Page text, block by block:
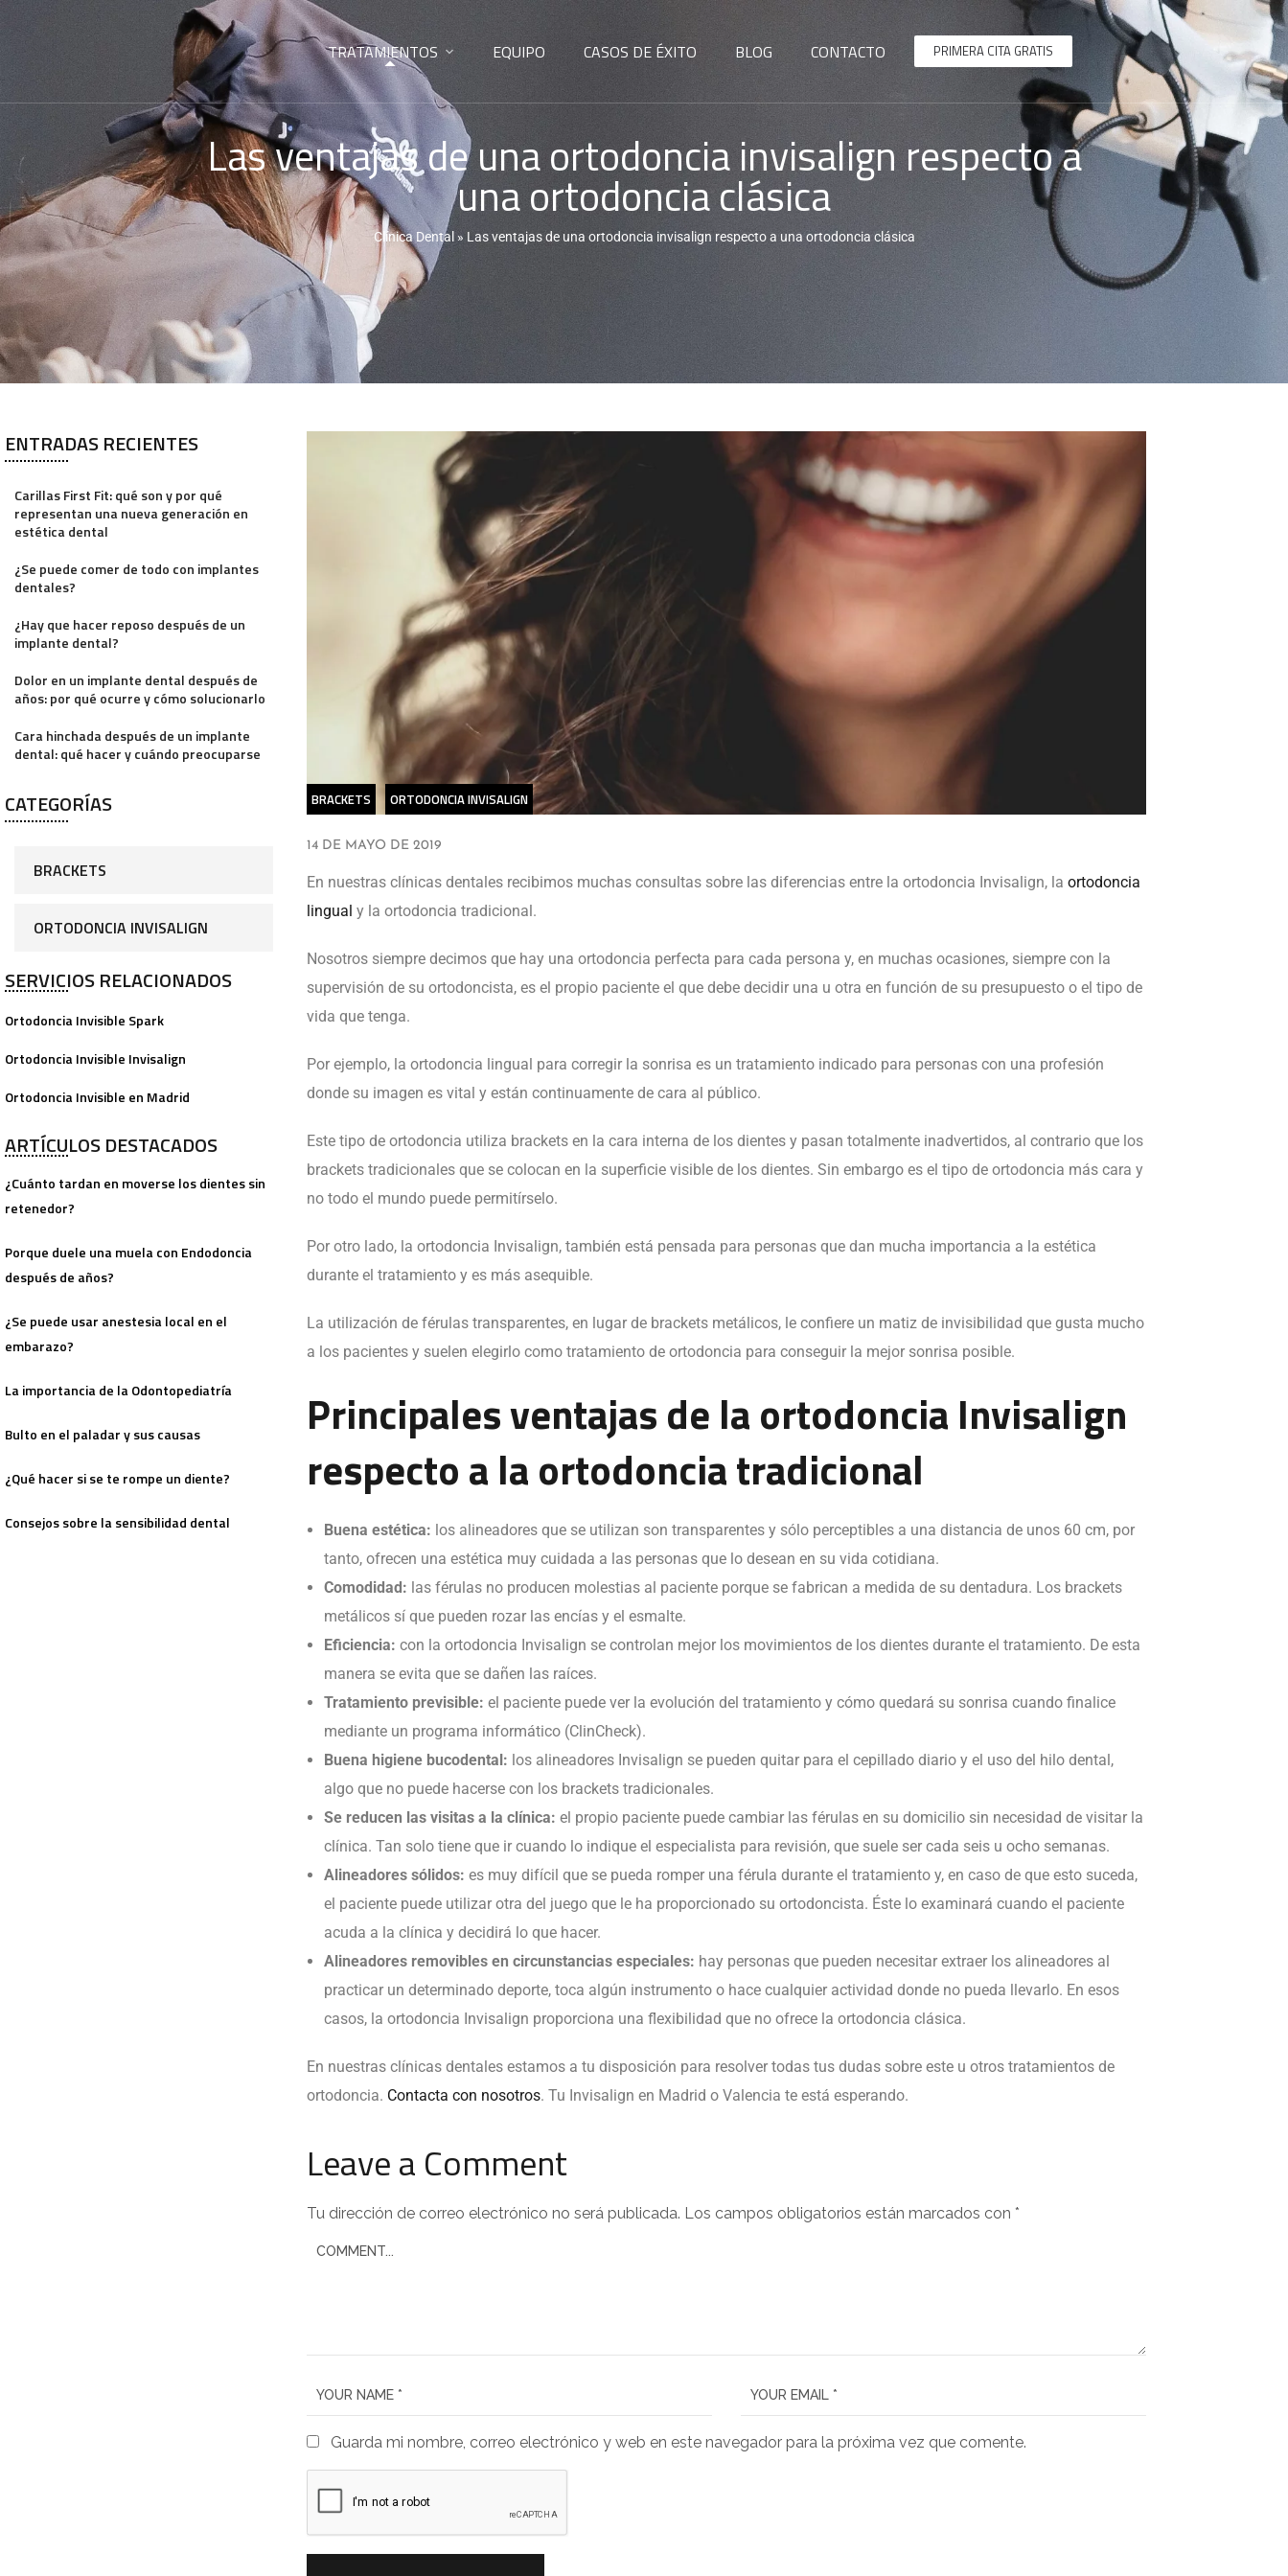
TRATAMIENTOS EQUIPO CASOS DE ÉXITO BLOG CONTACTO PRIMERA CITA GRATIS
Las ventajas de una ortodoncia invisalign respecto a
una ortodoncia clásica
Clínica Dental» Las ventajas de una ortodoncia invisalign respecto a una ortodoncia clásica
ENTRADAS RECIENTES
Carillas First Fit: qué son y por qué
representan una nueva generación en
estética dental
¿Se puede comer de todo con implantes
dentales?
¿Hay que hacer reposo después de un
implante dental?
Dolor en un implante dental después de
años: por qué ocurre y cómo solucionarlo
Cara hinchada después de un implante
dental: qué hacer y cuándo preocuparse
CATEGORÍAS
BRACKETS
ORTODONCIA INVISALIGN
SERVICIOS RELACIONADOS
Ortodoncia Invisible Spark
Ortodoncia Invisible Invisalign
Ortodoncia Invisible en Madrid
ARTÍCULOS DESTACADOS
¿Cuánto tardan en moverse los dientes sin
retenedor?
Porque duele una muela con Endodoncia
después de años?
¿Se puede usar anestesia local en el
embarazo?
La importancia de la Odontopediatría
Bulto en el paladar y sus causas
¿Qué hacer si se te rompe un diente?
Consejos sobre la sensibilidad dental
BRACKETS ORTODONCIA INVISALIGN
14 DE MAYO DE 2019
En nuestras clínicas dentales recibimos muchas consultas sobre las diferencias entre la ortodoncia Invisalign, la ortodoncia
lingual y la ortodoncia tradicional.
Nosotros siempre decimos que hay una ortodoncia perfecta para cada persona y, en muchas ocasiones, siempre con la
supervisión de su ortodoncista, es el propio paciente el que debe decidir una u otra en función de su presupuesto o el tipo de
vida que tenga.
Por ejemplo, la ortodoncia lingual para corregir la sonrisa es un tratamiento indicado para personas con una profesión
donde su imagen es vital y están continuamente de cara al público.
Este tipo de ortodoncia utiliza brackets en la cara interna de los dientes y pasan totalmente inadvertidos, al contrario que los
brackets tradicionales que se colocan en la superficie visible de los dientes. Sin embargo es el tipo de ortodoncia más cara y
no todo el mundo puede permitírselo.
Por otro lado, la ortodoncia Invisalign, también está pensada para personas que dan mucha importancia a la estética
durante el tratamiento y es más asequible.
La utilización de férulas transparentes, en lugar de brackets metálicos, le confiere un matiz de invisibilidad que gusta mucho
a los pacientes y suelen elegirlo como tratamiento de ortodoncia para conseguir la mejor sonrisa posible.
Principales ventajas de la ortodoncia Invisalign
respecto a la ortodoncia tradicional
Buena estética: los alineadores que se utilizan son transparentes y sólo perceptibles a una distancia de unos 60 cm, por
tanto, ofrecen una estética muy cuidada a las personas que lo desean en su vida cotidiana.
Comodidad: las férulas no producen molestias al paciente porque se fabrican a medida de su dentadura. Los brackets
metálicos sí que pueden rozar las encías y el esmalte.
Eficiencia: con la ortodoncia Invisalign se controlan mejor los movimientos de los dientes durante el tratamiento. De esta
manera se evita que se dañen las raíces.
Tratamiento previsible: el paciente puede ver la evolución del tratamiento y cómo quedará su sonrisa cuando finalice
mediante un programa informático (ClinCheck).
Buena higiene bucodental: los alineadores Invisalign se pueden quitar para el cepillado diario y el uso del hilo dental,
algo que no puede hacerse con los brackets tradicionales.
Se reducen las visitas a la clínica: el propio paciente puede cambiar las férulas en su domicilio sin necesidad de visitar la
clínica. Tan solo tiene que ir cuando lo indique el especialista para revisión, que suele ser cada seis u ocho semanas.
Alineadores sólidos: es muy difícil que se pueda romper una férula durante el tratamiento y, en caso de que esto suceda,
el paciente puede utilizar otra del juego que le ha proporcionado su ortodoncista. Éste lo examinará cuando el paciente
acuda a la clínica y decidirá lo que hacer.
Alineadores removibles en circunstancias especiales: hay personas que pueden necesitar extraer los alineadores al
practicar un determinado deporte, toca algún instrumento o hace cualquier actividad donde no pueda llevarlo. En esos
casos, la ortodoncia Invisalign proporciona una flexibilidad que no ofrece la ortodoncia clásica.
En nuestras clínicas dentales estamos a tu disposición para resolver todas tus dudas sobre este u otros tratamientos de
ortodoncia. Contacta con nosotros. Tu Invisalign en Madrid o Valencia te está esperando.
Leave a Comment
Tu dirección de correo electrónico no será publicada. Los campos obligatorios están marcados con *
Guarda mi nombre, correo electrónico y web en este navegador para la próxima vez que comente.